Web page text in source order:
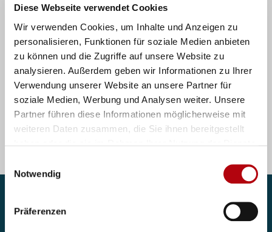
Diese Webseite verwendet Cookies
Wir verwenden Cookies, um Inhalte und Anzeigen zu
personalisieren, Funktionen für soziale Medien anbieten
zu können und die Zugriffe auf unsere Website zu
analysieren. Außerdem geben wir Informationen zu Ihrer
Verwendung unserer Website an unsere Partner für
soziale Medien, Werbung und Analysen weiter. Unsere
Partner führen diese Informationen möglicherweise mit
weiteren Daten zusammen, die Sie ihnen bereitgestellt
Notwendig
Präferenzen
(m/f/d)
Zu allen Jobs
Kontaktieren Sie uns